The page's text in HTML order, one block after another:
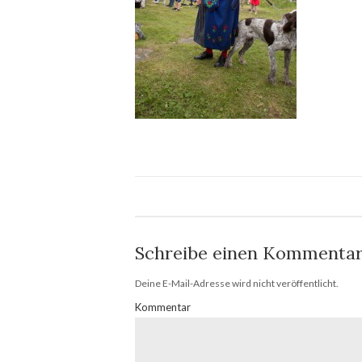
Schreibe einen
Deine E-Mail-Adresse wird nicht veröffentlicht.
Kommentar